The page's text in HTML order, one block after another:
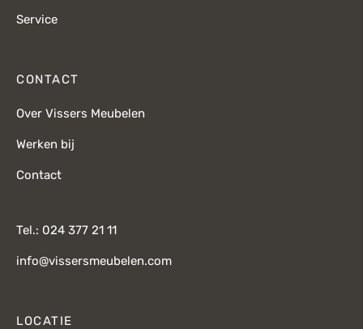
Service
CONTACT
Over Vissers Meubelen
Werken bij
Contact
Tel.: 024 377 21 11
info@vissersmeubelen.com
LOCATIE